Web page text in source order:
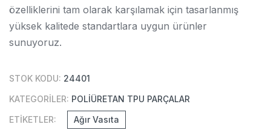
özelliklerini tam olarak karşılamak için tasarlanmış
yüksek kalitede standartlara uygun ürünler
sunuyoruz.
STOK KODU: 24401
KATEGORILER: POLIÜRETAN TPU PARÇALAR
ETIKETLER:
Ağır Vasıta